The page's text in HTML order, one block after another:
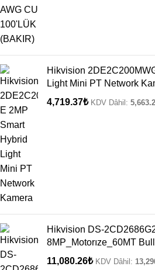
Hikvision
Light Mini PT Network
4,719.37₺ KDV Dâhil:
Hikvision DS-
8MP_Motorıze_60MT
11,080.26₺ KDV Dâhil: